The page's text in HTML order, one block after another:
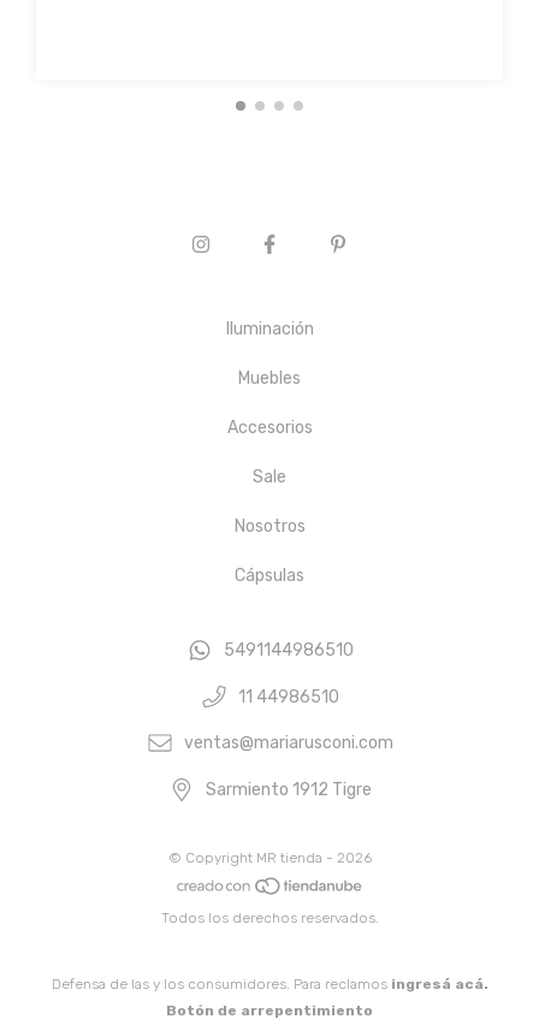
Iluminación
Muebles
Accesorios
Sale
Nosotros
Cápsulas
5491144986510
11 44986510
ventas@mariarusconi.com
Sarmiento 1912 Tigre
© Copyright MR tienda - 2026
Todos los derechos reservados.
Defensa de las y los consumidores. Para reclamos ingresá acá.
Botón de arrepentimiento